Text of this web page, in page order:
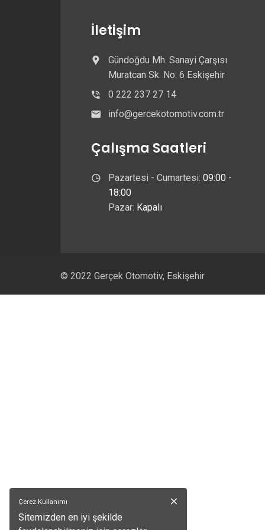
Çerez Kullanımı
Sitemizden en iyi şekilde
İletişim
Gündoğdu Mh. Sanayi Çarşısı
Muratcan Sk. No: 6 Eskişehir
0 222 237 27 14
info@gercekotomotiv.com.tr
Çalışma Saatleri
Pazartesi - Cumartesi: 09:00 -
18:00
Pazar: Kapalı
© 2022 Gerçek Otomotiv, Eskişehir